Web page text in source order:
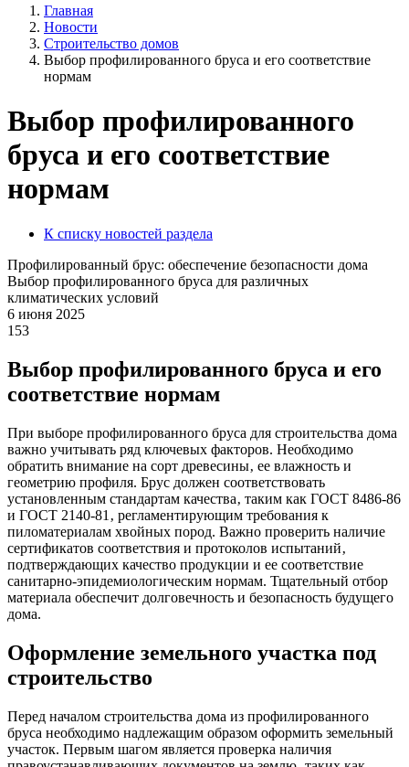
Главная
Новости
Строительство домов
Выбор профилированного бруса и его соответствие
нормам
Выбор профилированного
бруса и его соответствие
нормам
К списку новостей раздела
Профилированный брус: обеспечение безопасности дома
Выбор профилированного бруса для различных
климатических условий
6 июня 2025
153
Выбор профилированного бруса и его
соответствие нормам
При выборе профилированного бруса для строительства дома
важно учитывать ряд ключевых факторов. Необходимо
обратить внимание на сорт древесины‚ ее влажность и
геометрию профиля. Брус должен соответствовать
установленным стандартам качества‚ таким как ГОСТ 8486-86
и ГОСТ 2140-81‚ регламентирующим требования к
пиломатериалам хвойных пород. Важно проверить наличие
сертификатов соответствия и протоколов испытаний‚
подтверждающих качество продукции и ее соответствие
санитарно-эпидемиологическим нормам. Тщательный отбор
материала обеспечит долговечность и безопасность будущего
дома.
Оформление земельного участка под
строительство
Перед началом строительства дома из профилированного
бруса необходимо надлежащим образом оформить земельный
участок. Первым шагом является проверка наличия